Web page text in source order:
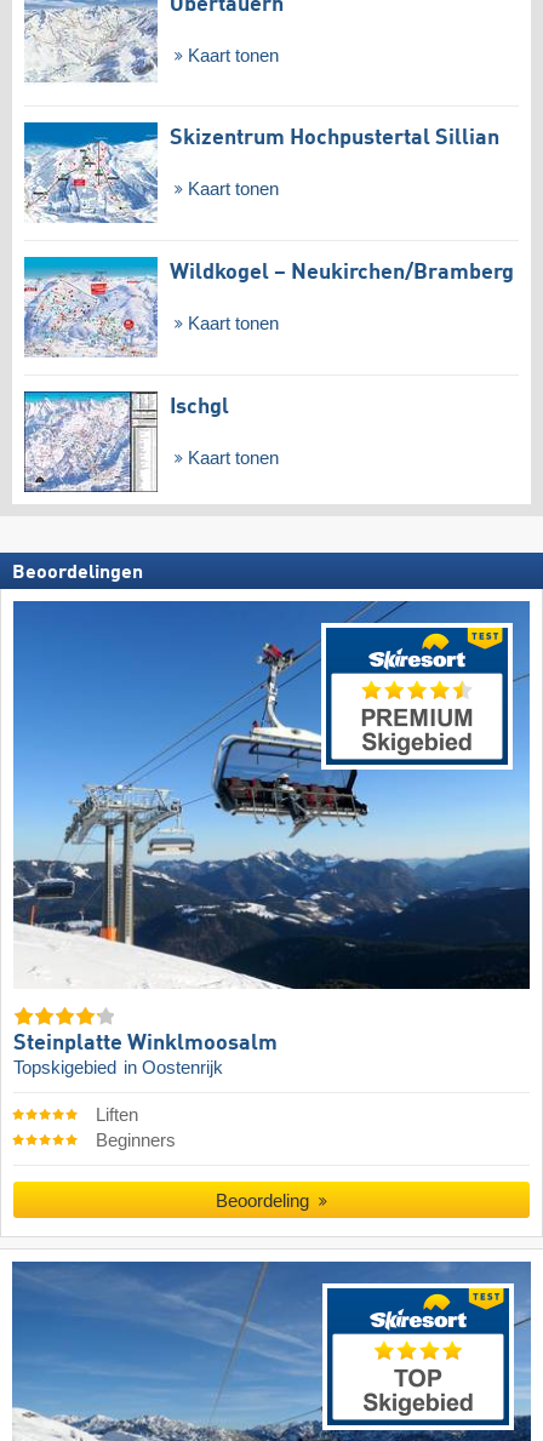
Obertauern
Kaart tonen
Skizentrum Hochpustertal Sillian
Kaart tonen
Wildkogel – Neukirchen/​Bramberg
Kaart tonen
Ischgl
Kaart tonen
Beoordelingen
Steinplatte Winklmoosalm
Topskigebied in Oostenrijk
Liften
Beginners
Beoordeling